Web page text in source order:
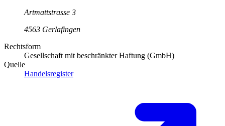
Artmattstrasse 3
4563 Gerlafingen
Rechtsform
Gesellschaft mit beschränkter Haftung (GmbH)
Quelle
Handelsregister